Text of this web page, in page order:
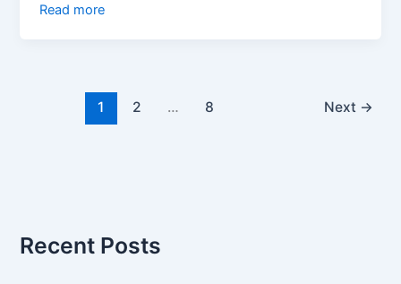
Read more
1 2 … 8 Next →
Recent Posts